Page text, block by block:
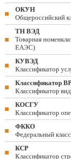
ОКУН
Общероссийский
ТН ВЭД
Товарная
ЕАЭС)
КУВЭД
Классификатор
Классификатор
Классификатор
КОСГУ
Классификатор
ФККО
Федеральный
КСР
Классификатор